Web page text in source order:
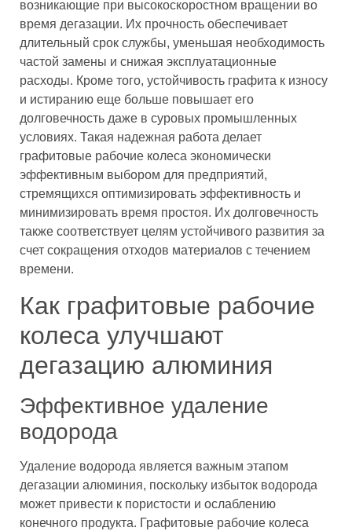
возникающие при высокоскоростном вращении во
время дегазации. Их прочность обеспечивает
длительный срок службы, уменьшая необходимость
частой замены и снижая эксплуатационные
расходы. Кроме того, устойчивость графита к износу
и истиранию еще больше повышает его
долговечность даже в суровых промышленных
условиях. Такая надежная работа делает
графитовые рабочие колеса экономически
эффективным выбором для предприятий,
стремящихся оптимизировать эффективность и
минимизировать время простоя. Их долговечность
также соответствует целям устойчивого развития за
счет сокращения отходов материалов с течением
времени.
Как графитовые рабочие
колеса улучшают
дегазацию алюминия
Эффективное удаление
водорода
Удаление водорода является важным этапом
дегазации алюминия, поскольку избыток водорода
может привести к пористости и ослаблению
конечного продукта. Графитовые рабочие колеса